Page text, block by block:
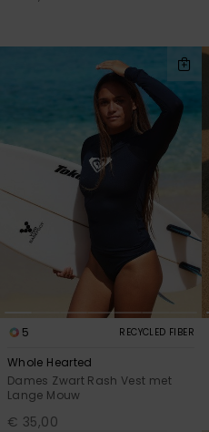
5 RECYCLED FIBER
Whole Hearted
Dames Zwart Rash Vest met
Lange Mouw
€ 35,00